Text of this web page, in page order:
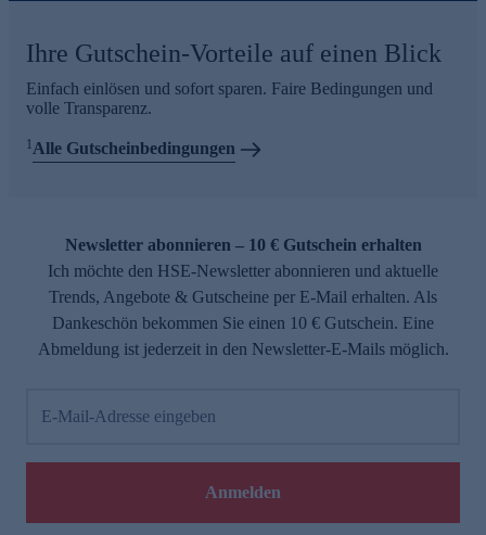
Ihre Gutschein-Vorteile auf einen Blick
Einfach einlösen und sofort sparen. Faire Bedingungen und
volle Transparenz.
1Alle Gutscheinbedingungen
Newsletter abonnieren – 10 € Gutschein erhalten
Ich möchte den HSE-Newsletter abonnieren und aktuelle
Trends, Angebote & Gutscheine per E-Mail erhalten. Als
Dankeschön bekommen Sie einen 10 € Gutschein. Eine
Abmeldung ist jederzeit in den Newsletter-E-Mails möglich.
E-Mail-Adresse eingeben
Anmelden